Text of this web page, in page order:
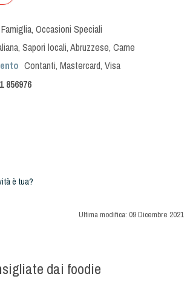
Famiglia, Occasioni Speciali
, Sapori locali,Abruzzese, Carne
Contanti, Mastercard, Visa
856976
è tua?
Ultima modifica: 09 Dicembre 2021
dai foodie